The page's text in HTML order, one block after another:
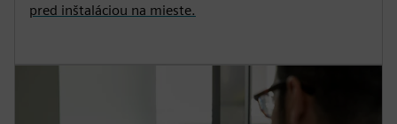
pred inštaláciou na mieste.